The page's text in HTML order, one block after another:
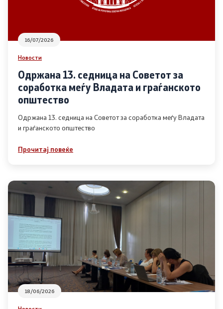
Извештаи
Список на ОЈИ
Контакт
Контакт
Линкови
Изјава за пристапност
Со еден клик до сите услуги
16/07/2026
Новости
Одржана 13. седница на Советот за
соработка меѓу Владата и граѓанското
општество
Одржана 13. седница на Советот за соработка меѓу Владата
и граѓанското општество
Прочитај повеќе
18/06/2026